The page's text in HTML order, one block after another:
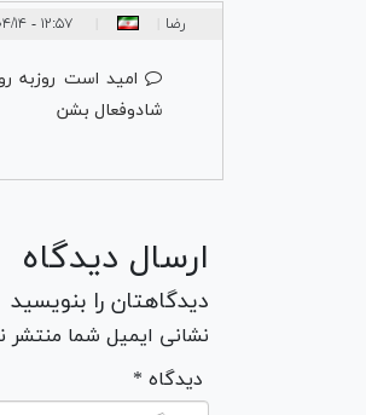
رضا ۱۲:۵۷ - ۱۴۰۵/۰۴/۱۴
امید است روزبه
شادوفعال بشن
ارسال دیدگاه
دیدگاهتان را بنویسید
نشانی ایمیل شما
* دیدگاه